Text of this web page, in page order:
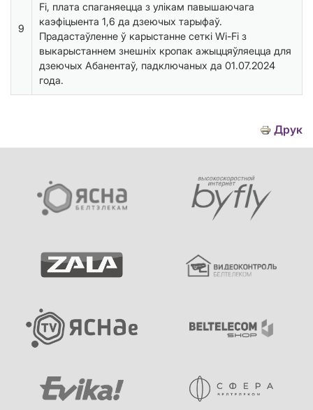
9
Fi, плата спаганяецца з улікам павышаючага
каэфіцыента 1,6 да дзеючых тарыфаў.
Прадастаўленне ў карыстанне сеткі Wi-Fi з
выкарыстаннем знешніх кропак ажыццяўляецца для
дзеючых Абанентаў, падключаных да 01.07.2024
года.
Друк